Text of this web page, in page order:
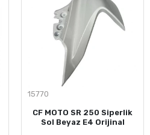
15770
CF MOTO SR 250 Siperlik
Sol Beyaz E4 Orijinal